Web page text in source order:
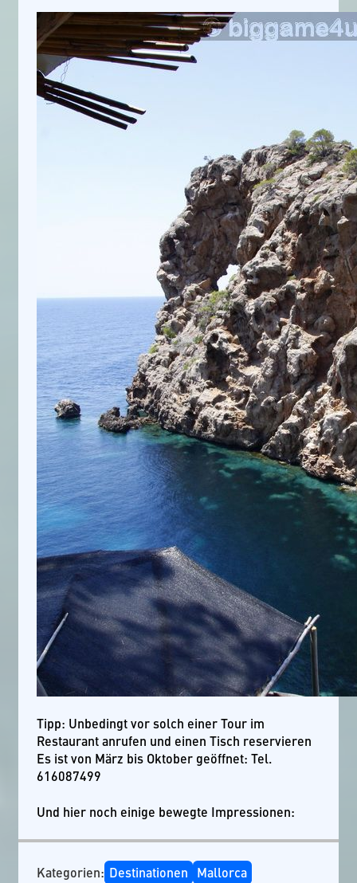
Tipp: Unbedingt vor solch einer Tour im
Restaurant anrufen und einen Tisch reservieren
Es ist von März bis Oktober geöffnet: Tel.
616087499
Und hier noch einige bewegte Impressionen:
Kategorien: Destinationen Mallorca